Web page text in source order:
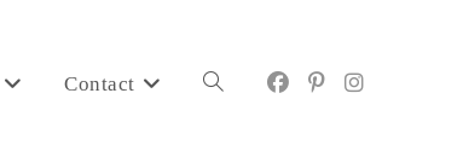
Contact